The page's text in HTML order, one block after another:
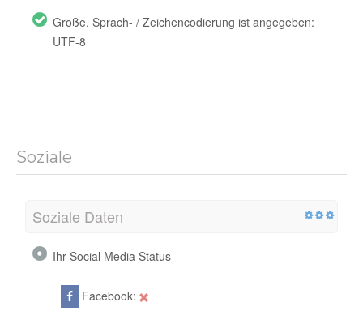
Große, Sprach- / Zeichencodierung ist angegeben:
UTF-8
Soziale
Soziale Daten
Ihr Social Media Status
Facebook: